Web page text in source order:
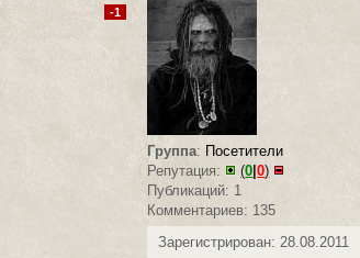
-1
Группа: Посетители
Репутация:
(0 |0)
Публикаций: 1
Комментариев: 135
Зарегистрирован: 28.08.2011